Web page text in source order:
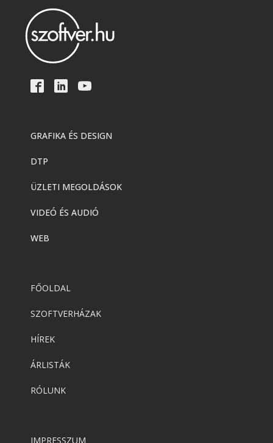
GRAFIKA ÉS DESIGN
DTP
ÜZLETI MEGOLDÁSOK
VIDEÓ ÉS AUDIÓ
WEB
FŐOLDAL
SZOFTVERHÁZAK
HÍREK
ÁRLISTÁK
RÓLUNK
IMPRESSZUM